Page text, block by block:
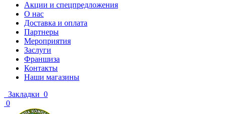
Акции и спецпредложения
О нас
Доставка и оплата
Партнеры
Мероприятия
Заслуги
Франшиза
Контакты
Наши магазины
Закладки 0
0